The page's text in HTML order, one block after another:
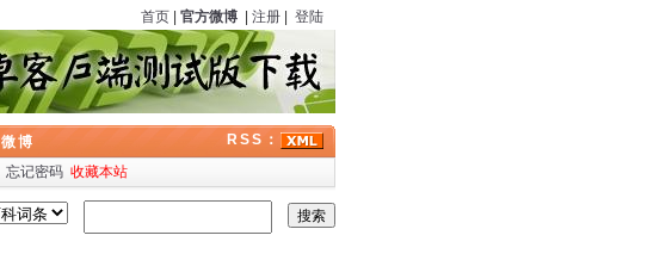
首页 官方微博 注册 登陆
微博
RSS：
忘记密码 收藏本站